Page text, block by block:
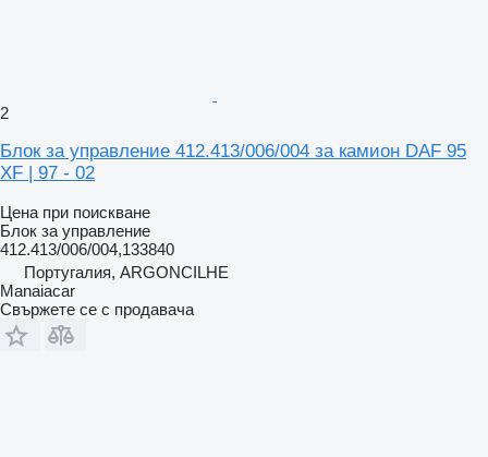
2
Блок за управление 412.413/006/004 за камион DAF 95
XF | 97 - 02
Цена при поискване
Блок за управление
412.413/006/004,133840
Португалия, ARGONCILHE
Manaiacar
Свържете се с продавача